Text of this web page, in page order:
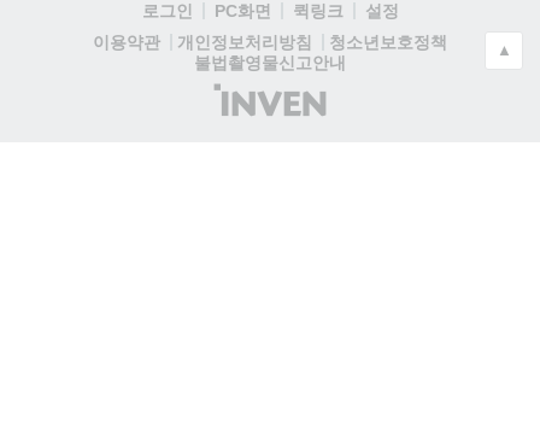
로그인 PC화면 퀵링크
설정
이용약관
개인정보처리방침
청소년보호정책
불법촬영물신고안내
(주)
인
▲